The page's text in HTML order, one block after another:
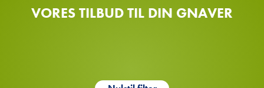
VORES TILBUD TIL DIN GNAVER